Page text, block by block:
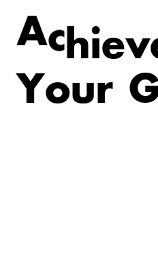
Achiev
Your